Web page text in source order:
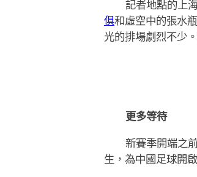
記者地點的上
俱和虛空中的張水
光的排場劇烈不少
更多等待
新賽季開端之
生，為中國足球開